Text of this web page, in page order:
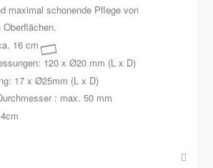
maximal schonende Pflege von
16 cm
120 x Ø20 mm (L x D)
17 x Ø25mm (L x D)
: max. 50 mm